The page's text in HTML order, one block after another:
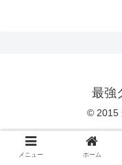
最強
© 2015
メニュー ホーム